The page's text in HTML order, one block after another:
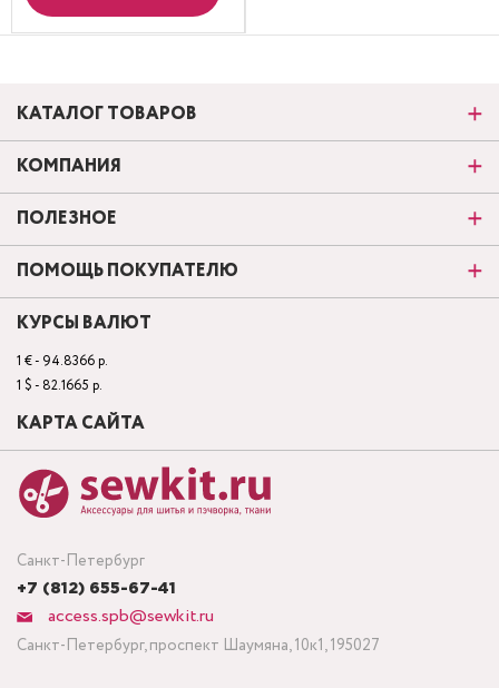
Санкт-Петербург
+7 (812) 655-67-41
access.spb@sewkit.ru
Санкт-Петербург, проспект Шаумяна, 10к1, 195027
КАТАЛОГ ТОВАРОВ
КОМПАНИЯ
ПОЛЕЗНОЕ
ПОМОЩЬ ПОКУПАТЕЛЮ
КУРСЫ ВАЛЮТ
1 € - 94.8366 р.
1 $ - 82.1665 р.
КАРТА САЙТА